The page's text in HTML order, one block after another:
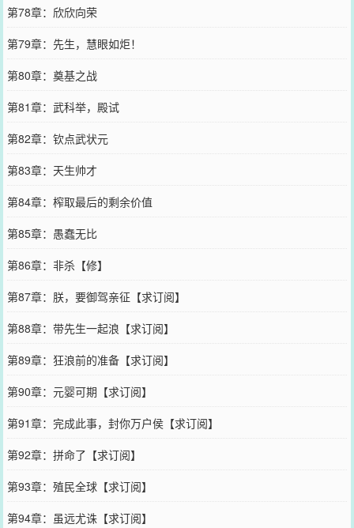
第78章：欣欣向荣
第79章：先生，慧眼如炬！
第80章：奠基之战
第81章：武科举，殿试
第82章：钦点武状元
第83章：天生帅才
第84章：榨取最后的剩余价值
第85章：愚蠢无比
第86章：非杀【修】
第87章：朕，要御驾亲征【求订阅】
第88章：带先生一起浪【求订阅】
第89章：狂浪前的准备【求订阅】
第90章：元婴可期【求订阅】
第91章：完成此事，封你万户侯【求订阅】
第92章：拼命了【求订阅】
第93章：殖民全球【求订阅】
第94章：虽远尤诛【求订阅】